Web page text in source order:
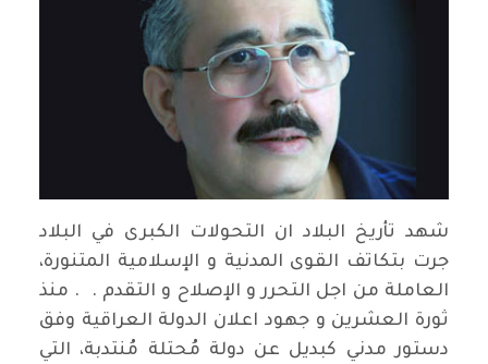
شهد تأريخ البلاد ان التحولات الكبرى في البلاد
جرت بتكاتف القوى المدنية و الإسلامية المتنورة،
العاملة من اجل التحرر و الإصلاح و التقدم . . منذ
ثورة العشرين و جهود اعلان الدولة العراقية وفق
دستور مدني كبديل عن دولة مُحتلة مُنتدبة، التي